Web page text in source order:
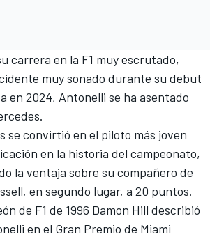
carrera en la F1 muy escrutado,
muy sonado durante su debut
en 2024, Antonelli se ha asentado
se convirtió en el piloto más joven
en la historia del campeonato,
la ventaja sobre su compañero de
, en segundo lugar, a 20 puntos.
de F1 de 1996 Damon Hill describió
en el Gran Premio de Miami